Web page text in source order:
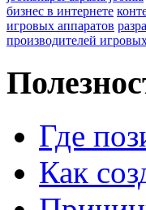
бизнес в интернете
игровых аппаратов
производителей
Где
Как